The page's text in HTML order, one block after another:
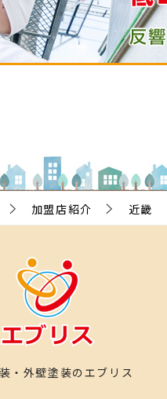
加盟店紹介 近畿
・外壁塗装のエブリス